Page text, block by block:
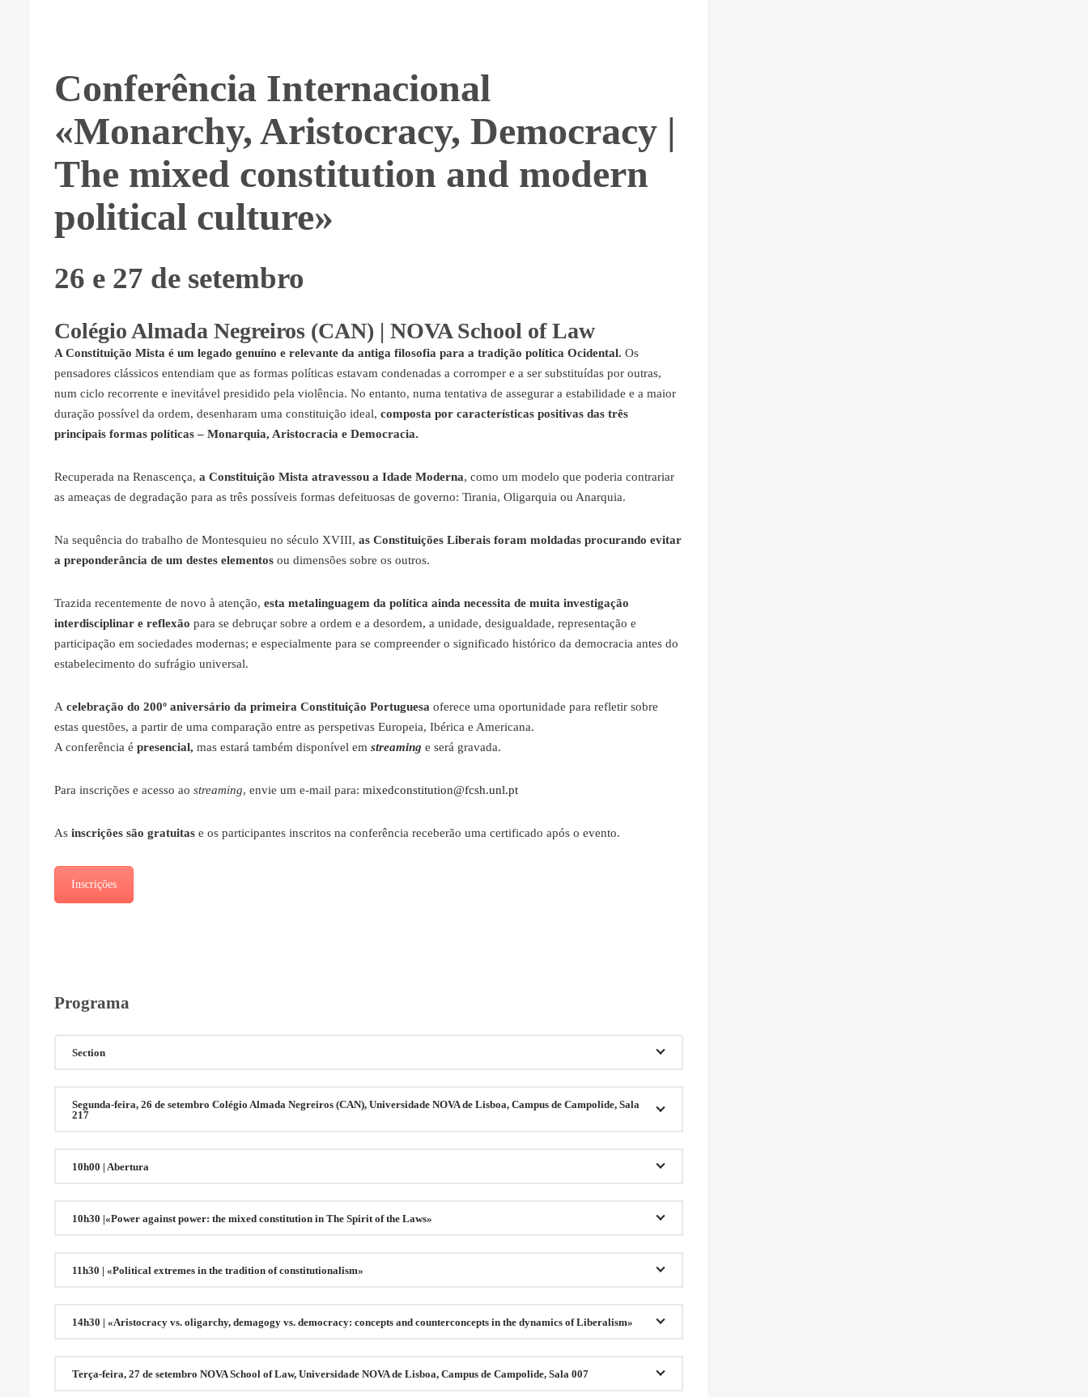
Conferência Internacional
«Monarchy, Aristocracy, Democracy |
The mixed constitution and modern
political culture»
26 e 27 de setembro
Colégio Almada Negreiros (CAN) | NOVA School of Law
A Constituição Mista é um legado genuíno e relevante da antiga filosofia para a tradição política Ocidental. Os
pensadores clássicos entendiam que as formas políticas estavam condenadas a corromper e a ser substituídas por outras,
num ciclo recorrente e inevitável presidido pela violência. No entanto, numa tentativa de assegurar a estabilidade e a maior
duração possível da ordem, desenharam uma constituição ideal, composta por características positivas das três
principais formas políticas – Monarquia, Aristocracia e Democracia.
Recuperada na Renascença, a Constituição Mista atravessou a Idade Moderna, como um modelo que poderia contrariar
as ameaças de degradação para as três possíveis formas defeituosas de governo: Tirania, Oligarquia ou Anarquia.
Na sequência do trabalho de Montesquieu no século XVIII, as Constituições Liberais foram moldadas procurando evitar
a preponderância de um destes elementos ou dimensões sobre os outros.
Trazida recentemente de novo à atenção, esta metalinguagem da política ainda necessita de muita investigação
interdisciplinar e reflexão para se debruçar sobre a ordem e a desordem, a unidade, desigualdade, representação e
participação em sociedades modernas; e especialmente para se compreender o significado histórico da democracia antes do
estabelecimento do sufrágio universal.
A celebração do 200º aniversário da primeira Constituição Portuguesa oferece uma oportunidade para refletir sobre
estas questões, a partir de uma comparação entre as perspetivas Europeia, Ibérica e Americana.
A conferência é presencial, mas estará também disponível em streaming e será gravada.
Para inscrições e acesso ao streaming, envie um e-mail para: mixedconstitution@fcsh.unl.pt
As inscrições são gratuitas e os participantes inscritos na conferência receberão uma certificado após o evento.
Inscrições
Programa
Section
Segunda-feira, 26 de setembro Colégio Almada Negreiros (CAN), Universidade NOVA de Lisboa, Campus de Campolide, Sala
217
10h00 | Abertura
10h30 |«Power against power: the mixed constitution in The Spirit of the Laws»
11h30 | «Political extremes in the tradition of constitutionalism»
14h30 | «Aristocracy vs. oligarchy, demagogy vs. democracy: concepts and counterconcepts in the dynamics of Liberalism»
Terça-feira, 27 de setembro NOVA School of Law, Universidade NOVA de Lisboa, Campus de Campolide, Sala 007